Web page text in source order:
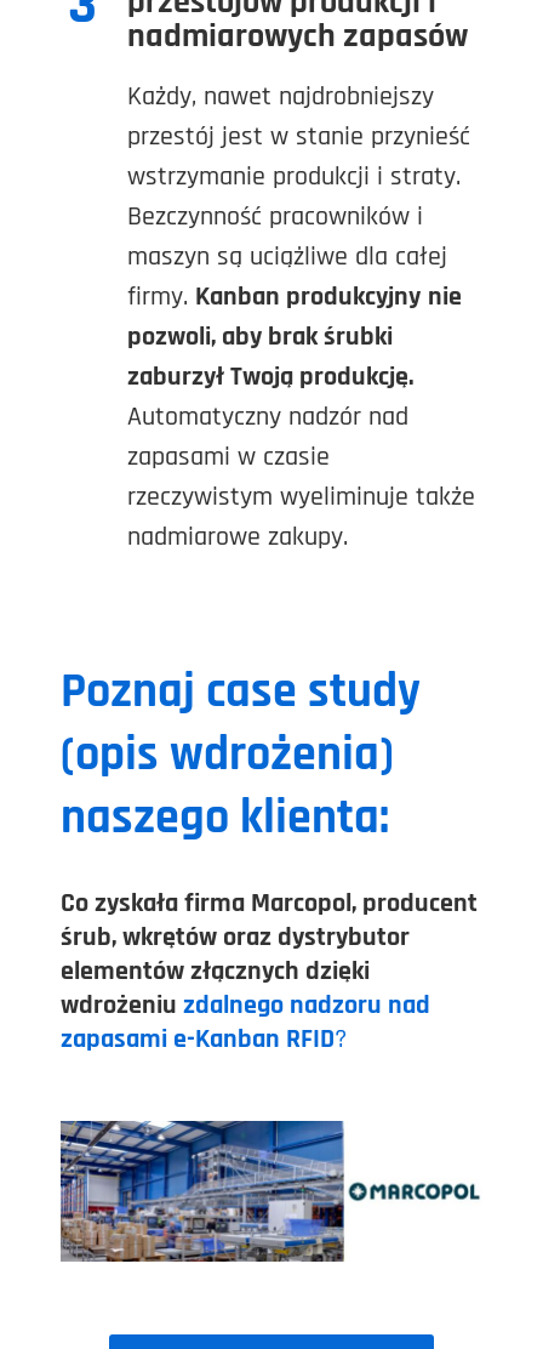
nadmiarowych zapasów
Każdy, nawet najdrobniejszy
przestój jest w stanie przynieść
wstrzymanie produkcji i straty.
Bezczynność pracowników i
maszyn są uciążliwe dla całej
firmy. Kanban produkcyjny nie
pozwoli, aby brak śrubki
zaburzył Twoją produkcję.
Automatyczny nadzór nad
zapasami w czasie
rzeczywistym wyeliminuje także
nadmiarowe zakupy.
Poznaj case study
(opis wdrożenia)
naszego klienta:
Co zyskała firma Marcopol, producent
śrub, wkrętów oraz dystrybutor
elementów złącznych dzięki
wdrożeniu zdalnego nadzoru nad
zapasami e-Kanban RFID?